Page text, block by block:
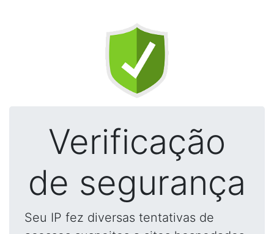
Verificação
de segurança
Seu IP fez diversas tentativas de